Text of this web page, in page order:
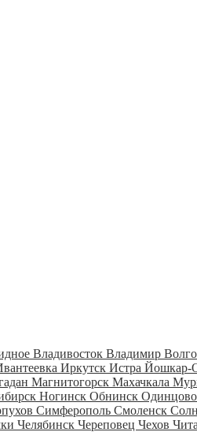
Владивосток Владимир
Иркутск Истра Йошкар-
Магнитогорск Махачкала
Ногинск Обнинск Одинцово
Симферополь Смоленск
Челябинск Череповец Чехов Чита